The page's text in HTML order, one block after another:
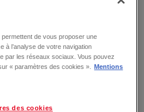
de vous proposer une
à l’analyse de votre navigation
par les réseaux sociaux. Vous pouvez
« paramètres des cookies ».
Mentions
des cookies